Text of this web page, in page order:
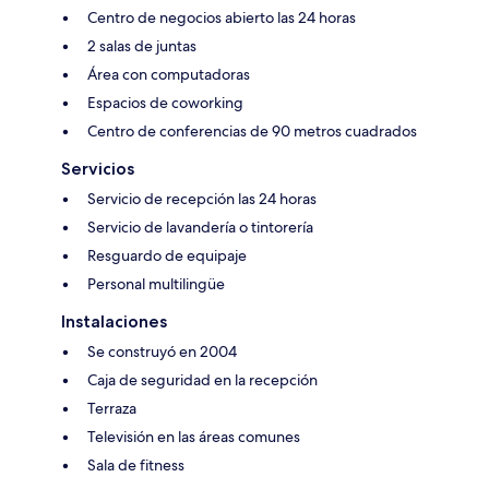
Centro de negocios abierto las 24 horas
2 salas de juntas
Área con computadoras
Espacios de coworking
Centro de conferencias de 90 metros cuadrados
Servicios
Servicio de recepción las 24 horas
Servicio de lavandería o tintorería
Resguardo de equipaje
Personal multilingüe
Instalaciones
Se construyó en 2004
Caja de seguridad en la recepción
Terraza
Televisión en las áreas comunes
Sala de fitness